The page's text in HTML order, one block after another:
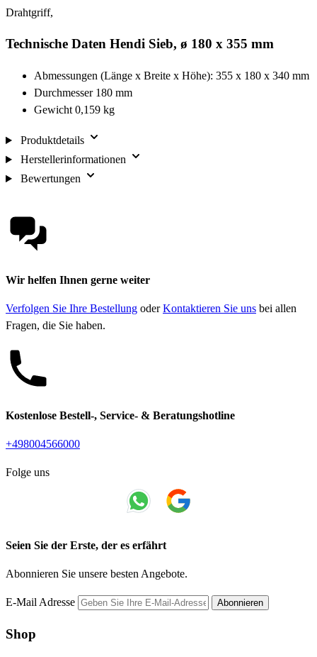
Drahtgriff,
Technische Daten Hendi Sieb, ø 180 x 355 mm
Abmessungen (Länge x Breite x Höhe): 355 x 180 x 340 mm
Durchmesser 180 mm
Gewicht 0,159 kg
Produktdetails
Herstellerinformationen
Bewertungen
Wir helfen Ihnen gerne weiter
Verfolgen Sie Ihre Bestellung oderKontaktieren Sie uns bei allen
Fragen, die Sie haben.
Kostenlose Bestell-, Service- & Beratungshotline
+498004566000
Folge uns
Seien Sie der Erste, der es erfährt
Abonnieren Sie unsere besten Angebote.
E-Mail Adresse Abonnieren
Shop